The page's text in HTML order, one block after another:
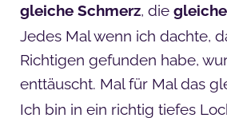
gleiche Schmerz, die
Jedes Mal wenn ich dachte,
Richtigen gefunden habe,
enttäuscht. Mal für Mal das
Ich bin in ein richtig tiefes